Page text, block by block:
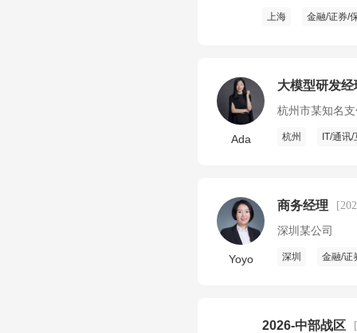
上海 金融/证券/
Ada
大模型研发经
杭州市某知名
杭州 IT/通讯
Yoyo
商务经理
深圳某公司
深圳 金融/证
2026-中部战区